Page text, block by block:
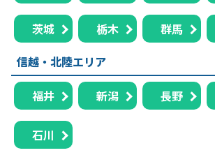
茨城 栃木 群馬
信越・北陸エリア
福井 新潟 長野
石川